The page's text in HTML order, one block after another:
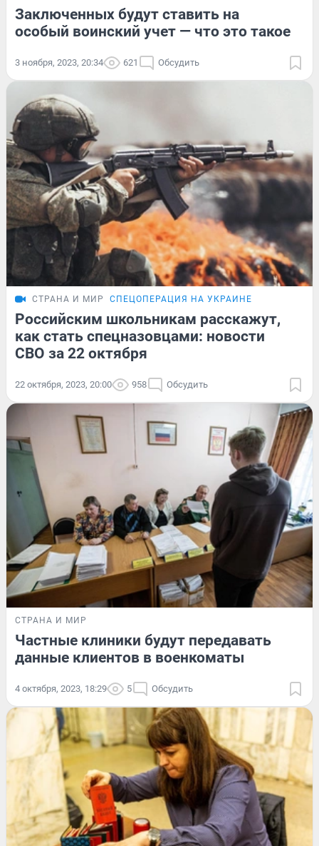
Заключенных будут ставить на
особый воинский учет — что это такое
3 ноября, 2023, 20:34 621 Обсудить
СТРАНА И МИР СПЕЦОПЕРАЦИЯ НА УКРАИНЕ
Российским школьникам расскажут,
как стать спецназовцами: новости
СВО за 22 октября
22 октября, 2023, 20:00 958 Обсудить
СТРАНА И МИР
Частные клиники будут передавать
данные клиентов в военкоматы
4 октября, 2023, 18:29 5 Обсудить